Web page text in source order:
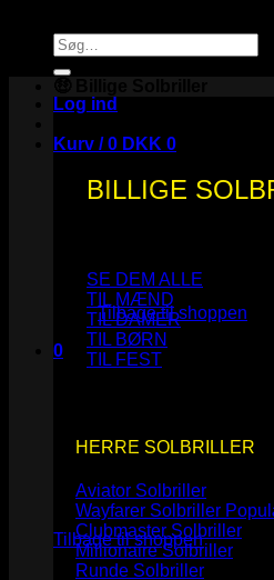
Søg
efter:
Log ind
Kurv /0 DKK 0
Ingen varer i kurven.
Tilbage til shoppen
0
Kurv
Ingen varer i kurven.
Tilbage til shoppen
BILLIGE
SE DEM ALLE
TIL MÆND
TIL DAMER
TIL BØRN
TIL FEST
HERRE SOLBRILLER
Aviator Solbriller
Wayfarer Solbriller
Clubmaster Solbriller
Millionaire Solbriller
Runde Solbriller